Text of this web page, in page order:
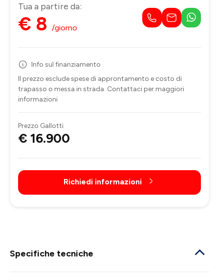
Tua a partire da:
€ 8 /giorno
Info sul finanziamento
Il prezzo esclude spese di approntamento e costo di
trapasso o messa in strada. Contattaci per maggiori
informazioni
Prezzo Gallotti
€ 16.900
Richiedi informazioni
Specifiche tecniche